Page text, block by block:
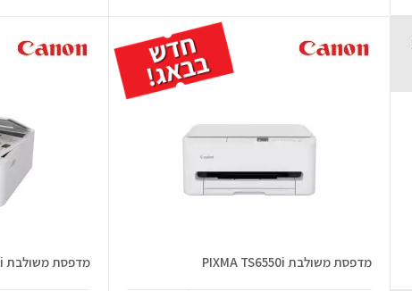
מדפסת משולבת PIXMA TS6550i מדפסת משולבת Pixma TS4150i